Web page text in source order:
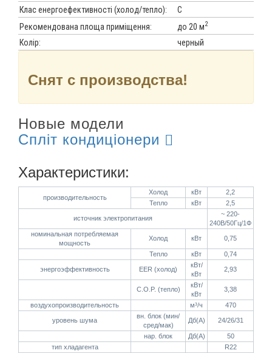
Клас енергоефективності (холод/тепло):
С
Рекомендована площа приміщення:
до 20 м2
Колір: черный
Снят с производства!
Новые модели
Спліт кондиціонери
Характеристики:
производительность
Холод кВт
2,2
Тепло
кВт 2,5
источник электропитания
~ 220-
240В/50Гц/1Ф
номинальная потребляемая
мощность
Холод кВт 0,75
Тепло кВт 0,74
энергоэффективность EER (холод)
кВт/
кВт
2,93
C.O.P. (тепло)
кВт/
кВт
3,38
воздухопроизводительность м³/ч 470
уровень шума
вн. блок (мин/
сред/мак)
Дб(А) 24/26/31
нар. блок Дб(А)
50
тип хладагента
R22